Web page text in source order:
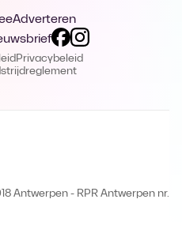
Adverteren
Privacybeleid
Antwerpen - RPR Antwerpen nr.